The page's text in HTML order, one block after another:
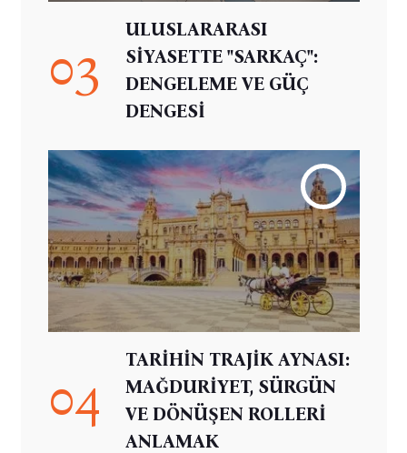
03
ULUSLARARASI
SİYASETTE "SARKAÇ":
DENGELEME VE GÜÇ
DENGESİ
04
TARİHİN TRAJİK AYNASI:
MAĞDURİYET, SÜRGÜN
VE DÖNÜŞEN ROLLERİ
ANLAMAK